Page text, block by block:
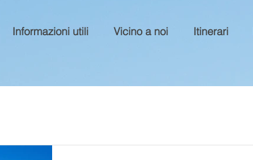
Informazioni utili Vicino a noi Itinerari